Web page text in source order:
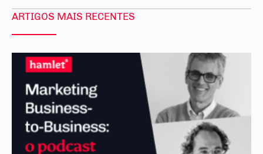
ARTIGOS MAIS RECENTES